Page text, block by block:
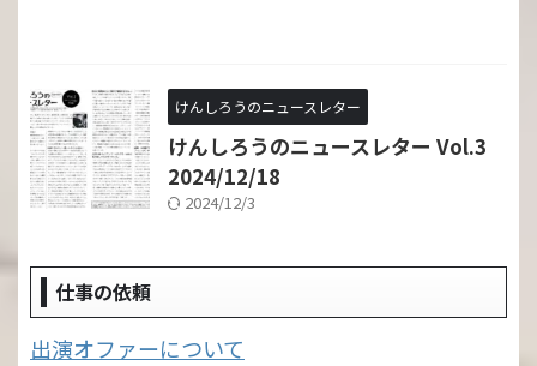
けんしろうのニュースレター
けんしろうのニュースレター Vol.3
2024/12/18
2024/12/3
仕事の依頼
出演オファーについて